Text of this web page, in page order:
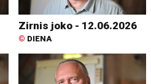
Zirnis joko - 12.06.2026
© DIENA